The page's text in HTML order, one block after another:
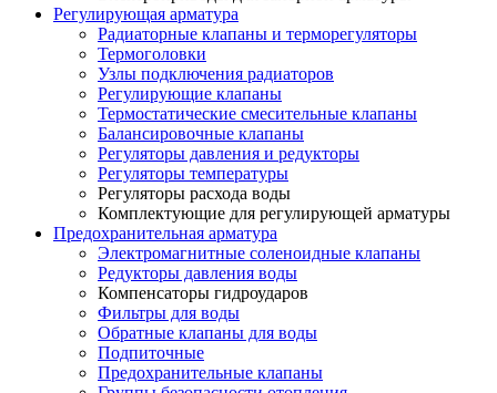
Регулирующая арматура
Радиаторные клапаны и терморегуляторы
Термоголовки
Узлы подключения радиаторов
Регулирующие клапаны
Термостатические смесительные клапаны
Балансировочные клапаны
Регуляторы давления и редукторы
Регуляторы температуры
Регуляторы расхода воды
Комплектующие для регулирующей арматуры
Предохранительная арматура
Электромагнитные соленоидные клапаны
Редукторы давления воды
Компенсаторы гидроударов
Фильтры для воды
Обратные клапаны для воды
Подпиточные
Предохранительные клапаны